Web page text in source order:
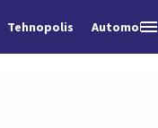
Tehnopolis Automobili